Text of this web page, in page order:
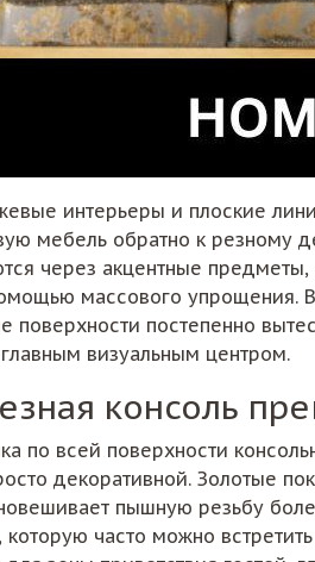
интерьеры и плоские
мебель обратно к резному
через акцентные
массового упрощения.
поверхности постепенно
визуальным центром.
консоль
по всей поверхности
декоративной. Золотые
пышную резьбу
часто можно